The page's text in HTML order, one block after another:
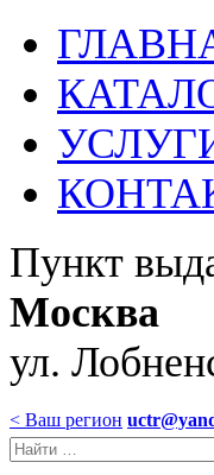
Пункт
Москва
ул.
< Ваш регион